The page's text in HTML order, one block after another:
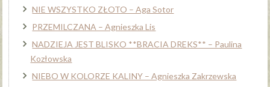
NIE WSZYSTKO ZŁOTO – Aga Sotor
PRZEMILCZANA – Agnieszka Lis
NADZIEJA JEST BLISKO **BRACIA DREKS** – Paulina
Kozłowska
NIEBO W KOLORZE KALINY – Agnieszka Zakrzewska